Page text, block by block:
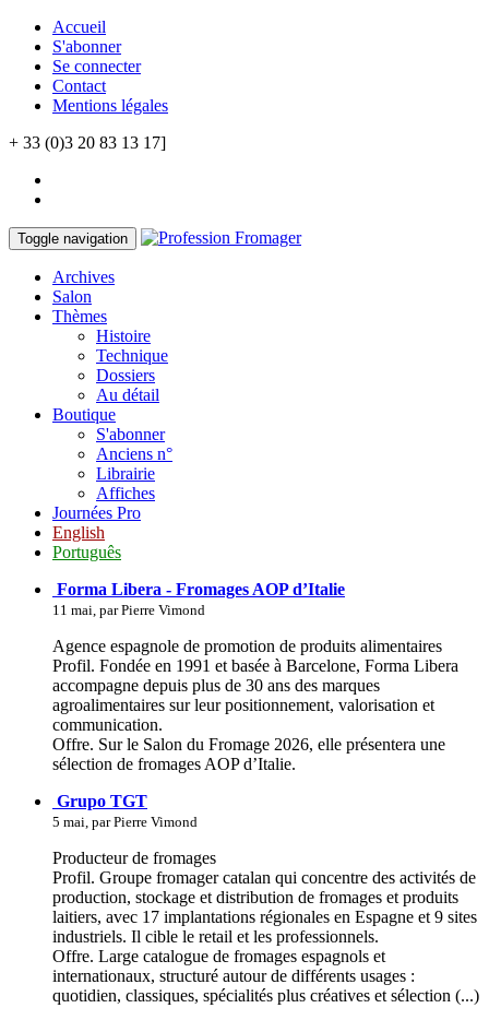
Accueil
S'abonner
Se connecter
Contact
Mentions légales
+ 33 (0)3 20 83 13 17]
Toggle navigation
Archives
Salon
Thèmes
Histoire
Technique
Dossiers
Au détail
Boutique
S'abonner
Anciens n°
Librairie
Affiches
Journées Pro
English
Português
Forma Libera - Fromages AOP d’Italie
11 mai, par Pierre Vimond
Agence espagnole de promotion de produits alimentaires
Profil. Fondée en 1991 et basée à Barcelone, Forma Libera
accompagne depuis plus de 30 ans des marques
agroalimentaires sur leur positionnement, valorisation et
communication.
Offre. Sur le Salon du Fromage 2026, elle présentera une
sélection de fromages AOP d’Italie.
Grupo TGT
5 mai, par Pierre Vimond
Producteur de fromages
Profil. Groupe fromager catalan qui concentre des activités de
production, stockage et distribution de fromages et produits
laitiers, avec 17 implantations régionales en Espagne et 9 sites
industriels. Il cible le retail et les professionnels.
Offre. Large catalogue de fromages espagnols et
internationaux, structuré autour de différents usages :
quotidien, classiques, spécialités plus créatives et sélection (...)